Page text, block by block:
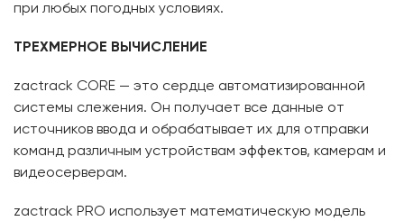
при любых погодных условиях.
ТРЕХМЕРНОЕ ВЫЧИСЛЕНИЕ
zactrack CORE — это сердце автоматизированной
системы слежения. Он получает все данные от
источников ввода и обрабатывает их для отправки
команд различным устройствам эффектов, камерам и
видеосерверам.
zactrack PRO использует математическую модель